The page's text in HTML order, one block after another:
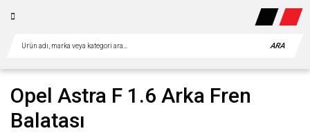
ARA
Opel Astra F 1.6 Arka Fren
Balatası